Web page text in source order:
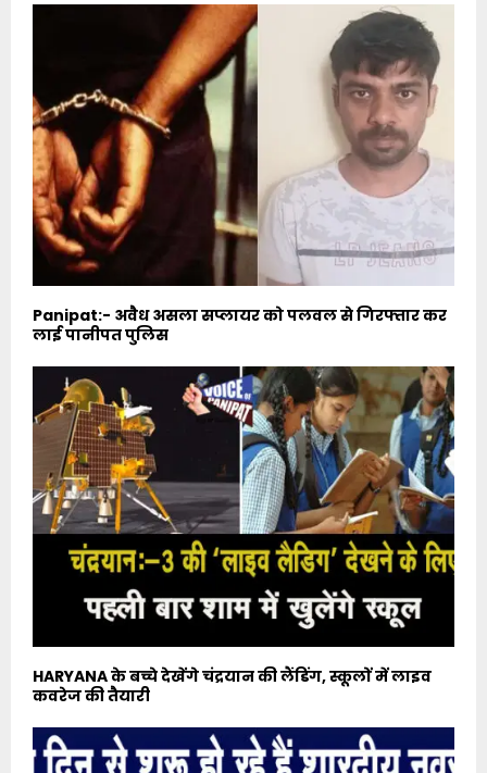
Panipat:- अवैध असला सप्लायर को पलवल से गिरफ्तार कर
लाई पानीपत पुलिस
HARYANA के बच्चे देखेंगे चंद्रयान की लैंडिंग, स्कूलों में लाइव
कवरेज की तैयारी